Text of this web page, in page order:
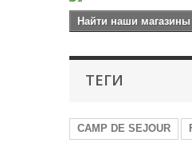
Найти наши магазины
ТЕГИ
CAMP DE SEJOUR